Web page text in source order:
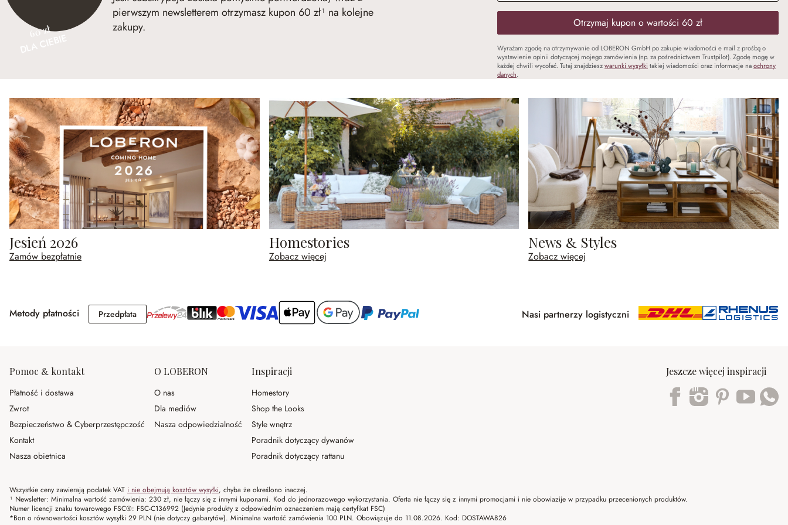
60 zł
pierwszym newsletterem otrzymasz kupon 60 zł¹ na kolejne
zakupy.
Otrzymaj kupon o wartości 60 zł
Wyrażam zgodę na otrzymywanie od LOBERON GmbH po zakupie wiadomości e mail z prośbą o
wystawienie opinii dotyczącej mojego zamówienia (np. za pośrednictwem Trustpilot). Zgodę mogę w
każdej chwili wycofać. Tutaj znajdzieszwarunki wysyłki takiej wiadomości oraz informacje naochrony
danych.
Jesień 2026
Zamów bezpłatnie
Homestories
Zobacz więcej
News & Styles
Zobacz więcej
Metody płatności PrzedpłataPrzedpłata Nasi partnerzy logistyczni
Pomoc & kontakt
Płatność i dostawa
Zwrot
Bezpieczeństwo & Cyberprzestępczość
Kontakt
Nasza obietnica
O LOBERON
O nas
Dla mediów
Nasza odpowiedzialność
Inspiracji
Homestory
Shop the Looks
Style wnętrz
Poradnik dotyczący dywanów
Poradnik dotyczący rattanu
Jeszcze więcej inspiracji
Wszystkie ceny zawierają podatek VAT i nie obejmują kosztów wysyłki, chyba że określono inaczej.
¹ Newsletter: Minimalna wartość zamówienia: 230 zł, nie łączy się z innymi kuponami. Kod do jednorazowego wykorzystania. Oferta nie łączy się z innymi promocjami i nie obowiazije w przypadku przecenionych produktów.
Numer licencji znaku towarowego FSC®: FSC-C136992 (Jedynie produkty z odpowiednim oznaczeniem mają certyfikat FSC)
*Bon o równowartości kosztów wysyłki 29 PLN (nie dotyczy gabarytów). Minimalna wartość zamówienia 100 PLN. Obowiązuje do 11.08.2026. Kod: DOSTAWA826